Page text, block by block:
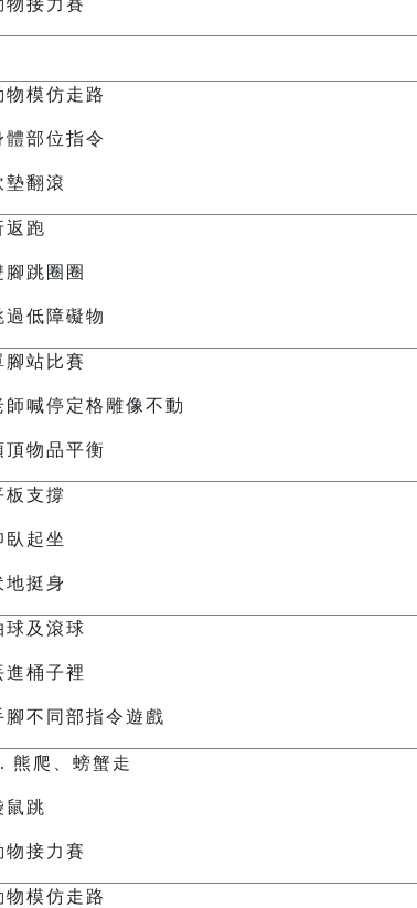
物接力賽
物模仿走路
體部位指令
墊翻滾
返跑
腳跳圈圈
過低障礙物
腳站比賽
師喊停定格雕像不動
頂物品平衡
板支撐
臥起坐
地挺身
球及滾球
進桶子裡
腳不同部指令遊戲
熊爬、螃蟹走
鼠跳
物接力賽
物模仿走路